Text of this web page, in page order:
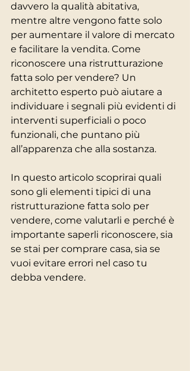
davvero la qualità abitativa,
mentre altre vengono fatte solo
per aumentare il valore di mercato
e facilitare la vendita. Come
riconoscere una ristrutturazione
fatta solo per vendere? Un
architetto esperto può aiutare a
individuare i segnali più evidenti di
interventi superficiali o poco
funzionali, che puntano più
all’apparenza che alla sostanza.
In questo articolo scoprirai quali
sono gli elementi tipici di una
ristrutturazione fatta solo per
vendere, come valutarli e perché è
importante saperli riconoscere, sia
se stai per comprare casa, sia se
vuoi evitare errori nel caso tu
debba vendere.